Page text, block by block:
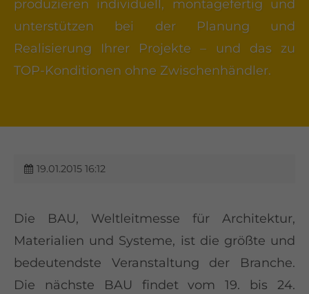
produzieren individuell, montagefertig und
unterstützen bei der Planung und
Realisierung Ihrer Projekte – und das zu
TOP-Konditionen ohne Zwischenhändler.
19.01.2015 16:12
Die BAU, Weltleitmesse für Architektur,
Materialien und Systeme, ist die größte und
bedeutendste Veranstaltung der Branche.
Die nächste BAU findet vom 19. bis 24.